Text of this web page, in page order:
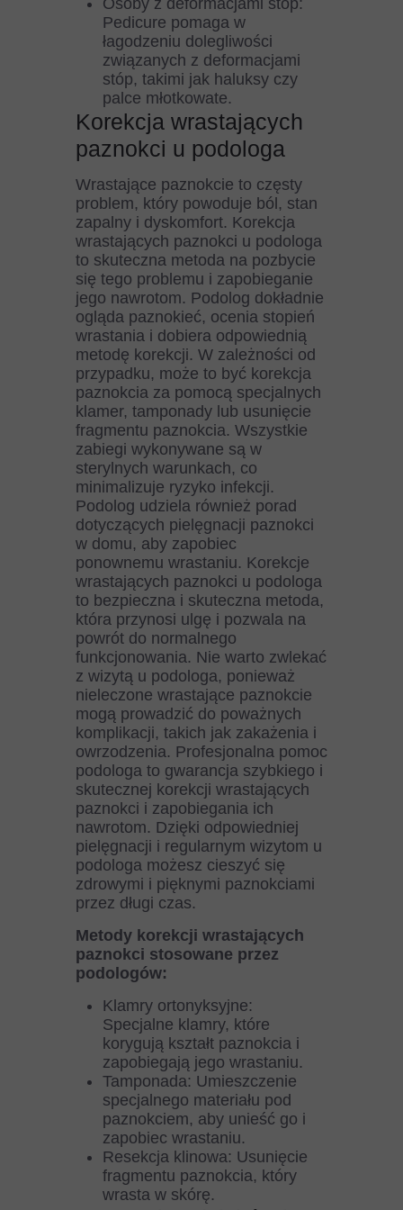
Osoby z deformacjami stóp:
Pedicure pomaga w
łagodzeniu dolegliwości
związanych z deformacjami
stóp, takimi jak haluksy czy
palce młotkowate.
Korekcja wrastających
paznokci u podologa
Wrastające paznokcie to częsty
problem, który powoduje ból, stan
zapalny i dyskomfort. Korekcja
wrastających paznokci u podologa
to skuteczna metoda na pozbycie
się tego problemu i zapobieganie
jego nawrotom. Podolog dokładnie
ogląda paznokieć, ocenia stopień
wrastania i dobiera odpowiednią
metodę korekcji. W zależności od
przypadku, może to być korekcja
paznokcia za pomocą specjalnych
klamer, tamponady lub usunięcie
fragmentu paznokcia. Wszystkie
zabiegi wykonywane są w
sterylnych warunkach, co
minimalizuje ryzyko infekcji.
Podolog udziela również porad
dotyczących pielęgnacji paznokci
w domu, aby zapobiec
ponownemu wrastaniu. Korekcje
wrastających paznokci u podologa
to bezpieczna i skuteczna metoda,
która przynosi ulgę i pozwala na
powrót do normalnego
funkcjonowania. Nie warto zwlekać
z wizytą u podologa, ponieważ
nieleczone wrastające paznokcie
mogą prowadzić do poważnych
komplikacji, takich jak zakażenia i
owrzodzenia. Profesjonalna pomoc
podologa to gwarancja szybkiego i
skutecznej korekcji wrastających
paznokci i zapobiegania ich
nawrotom. Dzięki odpowiedniej
pielęgnacji i regularnym wizytom u
podologa możesz cieszyć się
zdrowymi i pięknymi paznokciami
przez długi czas.
Metody korekcji wrastających
paznokci stosowane przez
podologów:
Klamry ortonyksyjne:
Specjalne klamry, które
korygują kształt paznokcia i
zapobiegają jego wrastaniu.
Tamponada: Umieszczenie
specjalnego materiału pod
paznokciem, aby unieść go i
zapobiec wrastaniu.
Resekcja klinowa: Usunięcie
fragmentu paznokcia, który
wrasta w skórę.